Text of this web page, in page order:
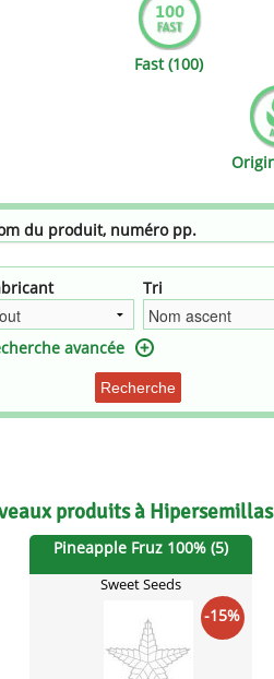
Fast (100)
du produit, numéro pp.
Tri
avancée
Recherche
produits à
Pineapple Fruz 100% (5)
Sweet Seeds
-15%